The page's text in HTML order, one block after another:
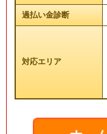
過払い金診断
対応エリア